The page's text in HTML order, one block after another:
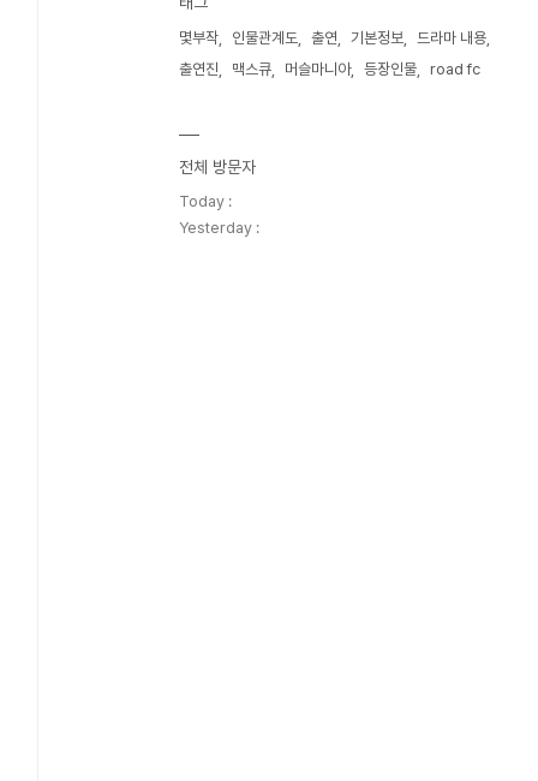
몇부작 인물관계도 출연 기본정보
드라마 내용
출연진
맥스큐 머슬마니아 등장인물 road fc
전체 방문자
Today :
Yesterday :